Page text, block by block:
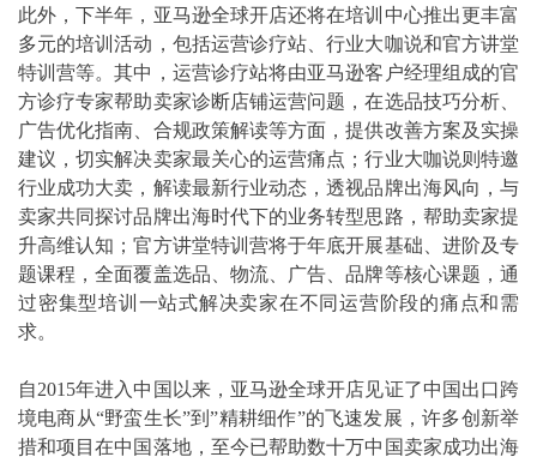
此外，下半年，亚马逊全球开店还将在培训中心推出更丰富
多元的培训活动，包括运营诊疗站、行业大咖说和官方讲堂
特训营等。其中，运营诊疗站将由亚马逊客户经理组成的官
方诊疗专家帮助卖家诊断店铺运营问题，在选品技巧分析、
广告优化指南、合规政策解读等方面，提供改善方案及实操
建议，切实解决卖家最关心的运营痛点；行业大咖说则特邀
行业成功大卖，解读最新行业动态，透视品牌出海风向，与
卖家共同探讨品牌出海时代下的业务转型思路，帮助卖家提
升高维认知；官方讲堂特训营将于年底开展基础、进阶及专
题课程，全面覆盖选品、物流、广告、品牌等核心课题，通
过密集型培训一站式解决卖家在不同运营阶段的痛点和需
求。
自2015年进入中国以来，亚马逊全球开店见证了中国出口跨
境电商从“野蛮生长”到”精耕细作”的飞速发展，许多创新举
措和项目在中国落地，至今已帮助数十万中国卖家成功出海